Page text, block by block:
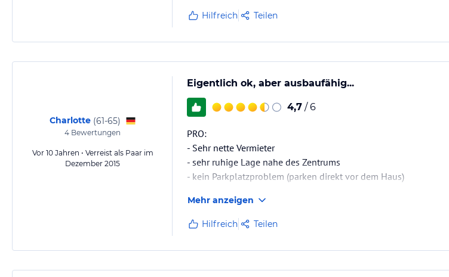
Hilfreich Teilen
Charlotte (61-65)
4 Bewertungen
Vor 10 Jahren • Verreist als Paar im
Dezember 2015
Eigentlich ok, aber ausbaufähig...
4,7 / 6
PRO:
- Sehr nette Vermieter
- sehr ruhige Lage nahe des Zentrums
- kein Parkplatzproblem (parken direkt vor dem Haus)
- super Heizwärme im Winter, man muss nicht frieren ;-)
- super Pizzeria gleich ums Eck
CONTRA:
Mehr anzeigen
Hilfreich Teilen